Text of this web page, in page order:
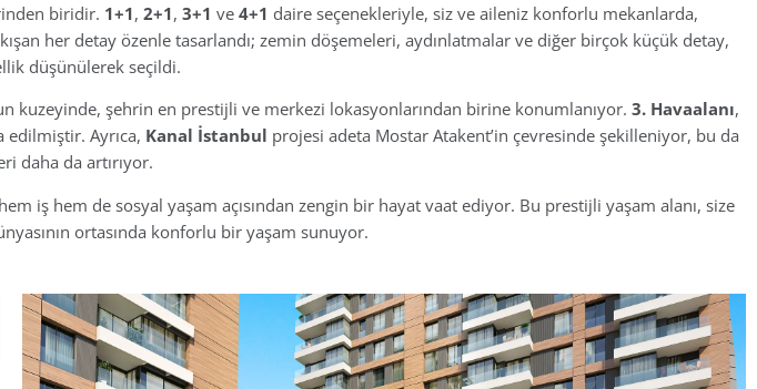
biridir. 1+1, 2+1, 3+1 ve 4+1 daire seçenekleriyle, siz ve aileniz konforlu mekanlarda,
her detay özenle tasarlandı; zemin döşemeleri, aydınlatmalar ve diğer birçok küçük detay,
düşünülerek seçildi.
kuzeyinde, şehrin en prestijli ve merkezi lokasyonlarından birine konumlanıyor. 3. Havaalanı,
edilmiştir. Ayrıca, Kanal İstanbul projesi adeta Mostar Atakent’in çevresinde şekilleniyor, bu da
daha da artırıyor.
iş hem de sosyal yaşam açısından zengin bir hayat vaat ediyor. Bu prestijli yaşam alanı, size
ortasında konforlu bir yaşam sunuyor.